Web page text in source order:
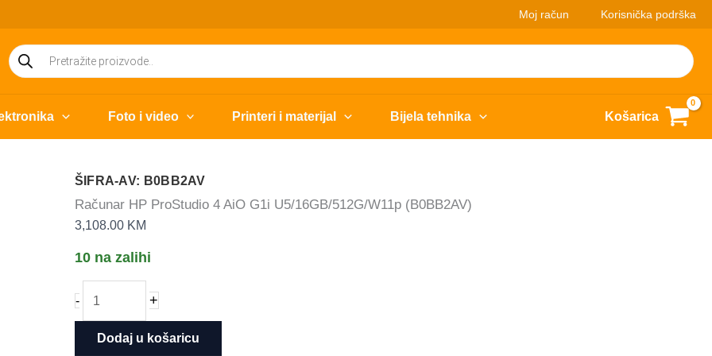
Moj račun Korisnička podrška
Products
search
Foto i video Printeri i materijal Bijela tehnika Košarica
ŠIFRA-AV: B0BB2AV
Računar HP ProStudio 4 AiO G1i U5/16GB/512G/W11p (B0BB2AV)
3,108.00 KM
10 na zalihi
-
HP
+
Dodaj u košaricu